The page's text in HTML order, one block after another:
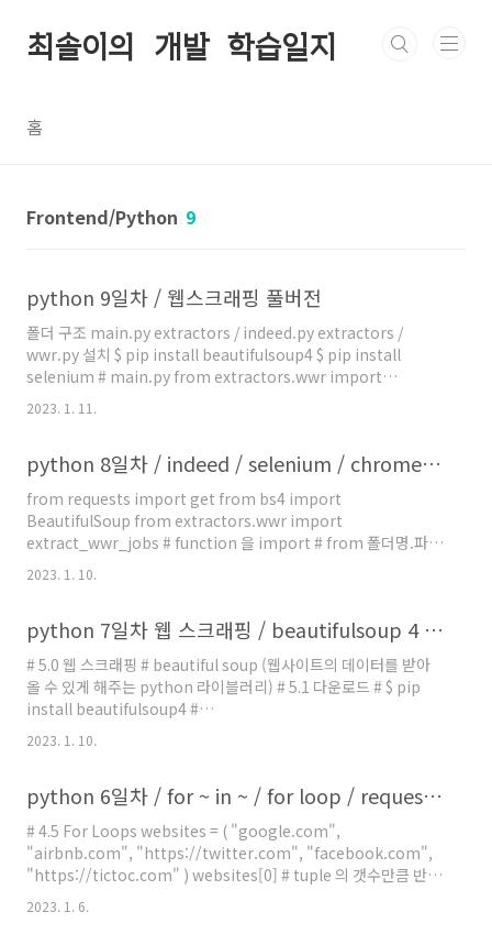
최솔이의 개발 학습일지
홈
Frontend/Python 9
python 9일차 / 웹스크래핑 풀버전
폴더 구조 main.py extractors / indeed.py extractors /
wwr.py 설치 $ pip install beautifulsoup4 $ pip install
selenium # main.py from extractors.wwr import
extract_wwr_jobs from extractors.indeed import
extract_indeed_job keyword = input("What do you want
encoding="utf-8-sig") wwr =
extract_indeed_job(keyword) jobs ..
2023. 1. 11.
python 8일차 / indeed / selenium / chromedriver / beautifulsoup / None (data-type)
from requests import get from bs4 import
BeautifulSoup from extractors.wwr import
extract_wwr_jobs # function 을 import # from 폴더명.파일
명 import function명 # jobs =
extract_wwr_jobs("python") # print(jobs) # base_url =
"python" # response = get(f"{base_url}{search_term}")
# print(response) # if response.status_code != 200: #
print("Fail") # else: # prin..
2023. 1. 10.
python 7일차 웹 스크래핑 / beautifulsoup 4 / find / find_all / requests / response status_code
# 5.0 웹 스크래핑 # beautiful soup (웹사이트의 데이터를 받아
올 수 있게 해주는 python 라이블러리) # 5.1 다운로드 # $ pip
install beautifulsoup4 #
https://www.crummy.com/software/BeautifulSoup/bs4/doc/
start # 5.2 주의사항 # 웹스크래핑으로 상업적 이용시 주의해야한
BeautifulSoup base_url
="https://weworkremotely.com/remote-jobs/search?
term=" search_term ="vue" reseponse = get(f"
{base_url}{search_term}")..
2023. 1. 10.
python 6일차 / for ~ in ~ / for loop / requests / status_code
# 4.5 For Loops websites = ( "google.com",
"airbnb.com", "https://twitter.com", "facebook.com",
"https://tictoc.com" ) websites[0] # tuple 의 갯수만큼 반복
for website in websites: print("Hello", website) # 일반적
으로 tuple이나 list를 만들 때 복수형으로 만든다 # websites,
2023. 1. 6.